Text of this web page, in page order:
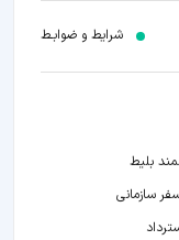
شرایط و ضوابـط
بلیط
سازمانی